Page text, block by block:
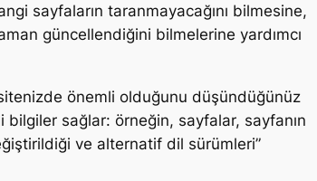
sayfaların taranmayacağını bilmesine,
güncellendiğini bilmelerine yardımcı
sitenizde önemli olduğunu düşündüğünüz
bilgiler sağlar: örneğin, sayfalar, sayfanın
ve alternatif dil sürümleri”